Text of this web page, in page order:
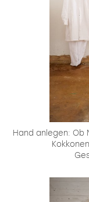
Hand anlegen: Ob